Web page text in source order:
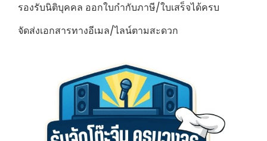
รองรับนิติบุคคล ออกใบกำกับภาษี/ใบเสร็จได้ครบ
จัดส่งเอกสารทางอีเมล/ไลน์ตามสะดวก